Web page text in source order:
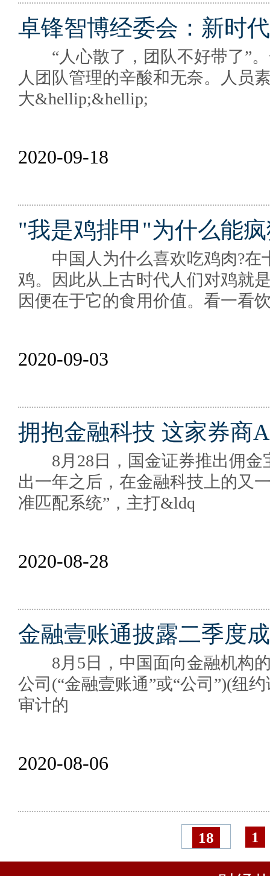
卓锋智博经委会：新时
“人心散了，团队不好带了”。
人团队管理的辛酸和无奈。人员
大&hellip;&hellip;
2020-09-18
"我是鸡排甲"为什么能
中国人为什么喜欢吃鸡肉?在
鸡。因此从上古时代人们对鸡就
因便在于它的食用价值。看一看
2020-09-03
拥抱金融科技 这家券商
8月28日，国金证券推出佣金
出一年之后，在金融科技上的又
准匹配系统”，主打&ldq
2020-08-28
金融壹账通披露二季度
8月5日，中国面向金融机构的
公司(“金融壹账通”或“公司”)(纽
审计的
2020-08-06
18 1